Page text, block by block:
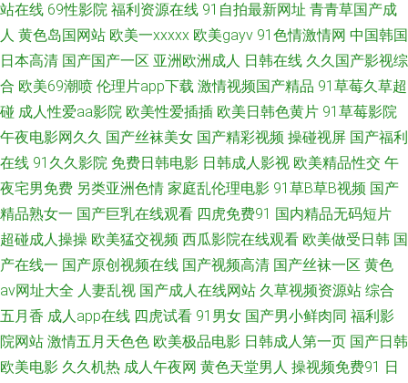
航微拍 手机福利视频导航0 成人免费三级网址 男人天堂网9998 97资源人妻
网 91nav电影 黄色二级特片 91微拍网 黑人黑人操妇女BB 日韩福利导航官网
91黄在线观看网 九九成人 成人网人妻久合 久久婷婷美女一区 91干你 91福
利人妻 美女喷水自慰网址 91九色青瓜草莓视频 影音先锋av资源电影 久操网
站 国产精品一区二区三 91爱爱在线影院 黑丝高跟av在线 91黑料在线观看 豆
花网站免费 91视频综合 四虎网址A片 九9久久婷婷 91视网站 人人色人人乐
91看片操 欧美成人久久之 国产精品欧美九色 91超在线视频 久久麻豆精品店
91视频在线观 日本激情蜜桃网站 国产ts被操视频 91国内视频在线播放 欧美
站在线 69性影院 福利资源在线 91自拍最新网址 青青草国产成
人 黄色岛国网站 欧美一xxxxx 欧美gayv 91色情激情网 中国韩国
日本高清 国产国产一区 亚洲欧洲成人 日韩在线 久久国产影视综
合 欧美69潮喷 伦理片app下载 激情视频国产精品 91草莓久草超
碰 成人性爱aa影院 欧美性爱插插 欧美日韩色黄片 91草莓影院
午夜电影网久久 国产丝袜美女 国产精彩视频 操碰视屏 国产福利
在线 91久久影院 免费日韩电影 日韩成人影视 欧美精品性交 午
夜宅男免费 另类亚洲色情 家庭乱伦理电影 91草B草B视频 国产
精品熟女一 国产巨乳在线观看 四虎免费91 国内精品无码短片
超碰成人操操 欧美猛交视频 西瓜影院在线观看 欧美做受日韩 国
产在线一 国产原创视频在线 国产视频高清 国产丝袜一区 黄色
av网址大全 人妻乱视 国产成人在线网站 久草视频资源站 综合
五月香 成人app在线 四虎试看 91男女 国产男小鲜肉同 福利影
院网站 激情五月天色色 欧美极品电影 日韩成人第一页 国产日韩
欧美电影 久久机热 成人午夜网 黄色天堂男人 操视频免费91 日